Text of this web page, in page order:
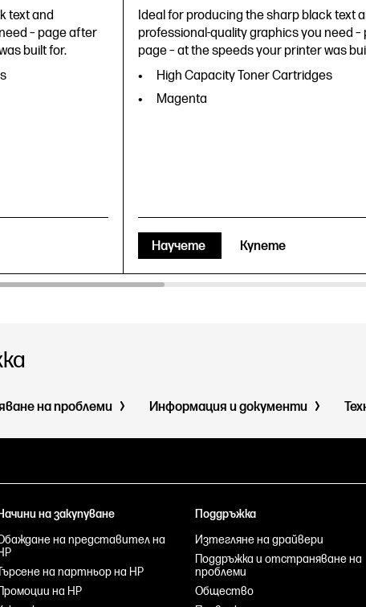
text and
– page after
built for.
Ideal for producing the sharp black text
professional-quality graphics you need
page – at the speeds your printer was
High Capacity Toner Cartridges
Magenta
Научете Купете
на проблеми Информация и документи
на закупуване
на представител на
на партньор на HP
на HP
Поддръжка
Изтегляне на драйвери
Поддръжка и отстраняване на
проблеми
Общество